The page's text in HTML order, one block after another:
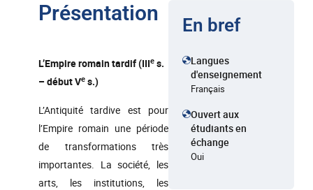
Présentation
L’Empire romain tardif (IIIe s.
– début Ve s.)
L’Antiquité tardive est pour
l’Empire romain une période
de transformations très
importantes. La société, les
arts, les institutions, les
En bref
Langues
d'enseignement
Français
Ouvert aux
étudiants en
échange
Oui